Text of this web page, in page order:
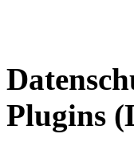
Plugins